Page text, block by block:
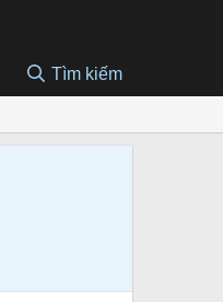
Tìm kiếm